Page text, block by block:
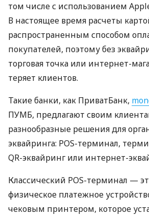
том числе с использованием
В настоящее время расчеты
распространенным способом
покупателей, поэтому без
торговая точка или интернет-
теряет клиентов.
Такие банки, как ПриватБанк,
ПУМБ, предлагают своим
разнообразные решения для
эквайринга: POS-терминал,
QR-эквайринг или интернет-
Классический POS-терминал —
физическое платежное
чековым принтером, которое